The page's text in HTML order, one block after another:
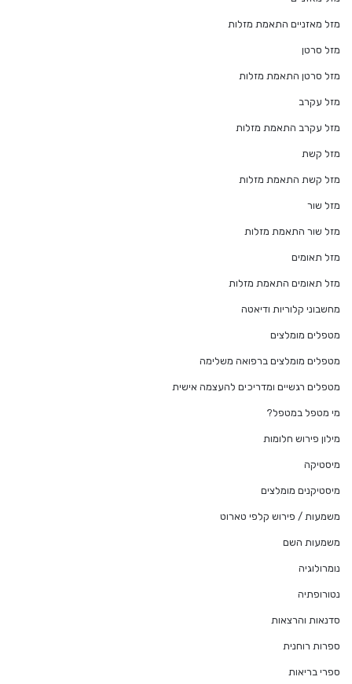
מזל מאזניים התאמת מזלות
מזל סרטן
מזל סרטן התאמת מזלות
מזל עקרב
מזל עקרב התאמת מזלות
מזל קשת
מזל קשת התאמת מזלות
מזל שור
מזל שור התאמת מזלות
מזל תאומים
מזל תאומים התאמת מזלות
מחשבוני קלוריות ודיאטה
מטפלים מומלצים
מטפלים מומלצים ברפואה משלימה
מטפלים רגשיים ומדריכים להעצמה אישית
מי מטפל במטפל?
מילון פירוש חלומות
מיסטיקה
מיסטיקנים מומלצים
משמעות / פירוש קלפי טארוט
משמעות השם
נומרולוגיה
נטורופתיה
סדנאות והרצאות
ספרות רוחנית
ספרי בריאות